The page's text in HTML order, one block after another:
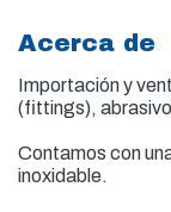
Acerca de
Importación y
(fittings),
Contamos con
inoxidable.